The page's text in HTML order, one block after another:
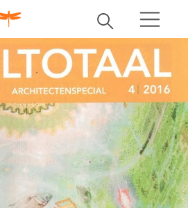
Zoekbalk
zoeken